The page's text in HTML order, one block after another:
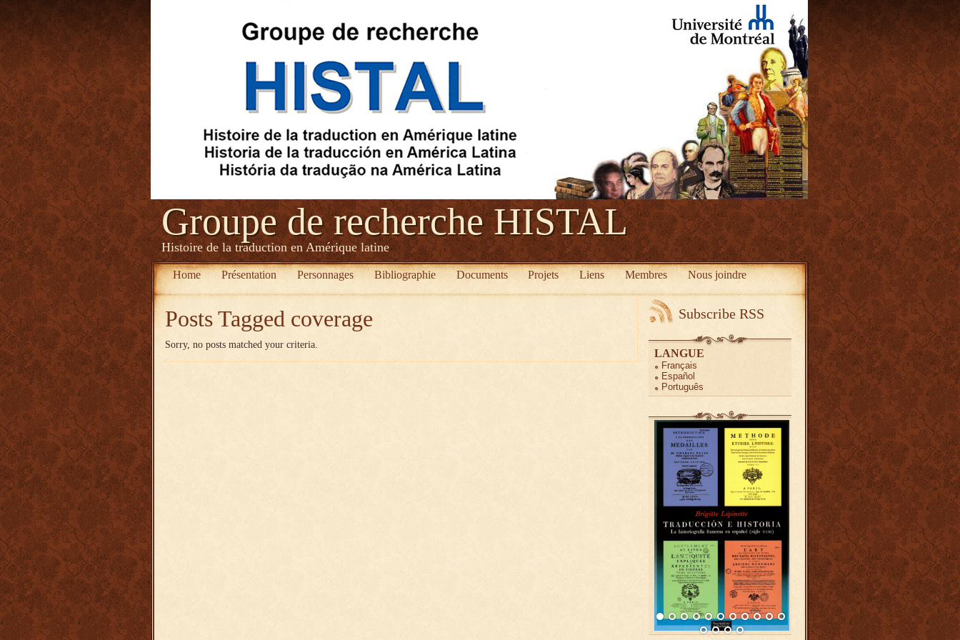
Groupe de recherche HISTAL
Histoire de la traduction en Amérique latine
Home Présentation Personnages Bibliographie Documents Projets Liens Membres Nous joindre
Posts Tagged coverage
Sorry, no posts matched your criteria.
Subscribe RSS
LANGUE
Français
Español
Português